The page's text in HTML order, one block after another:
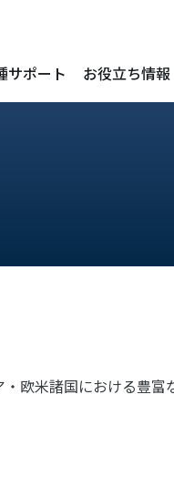
サポート お役立ち情報
欧米諸国における豊